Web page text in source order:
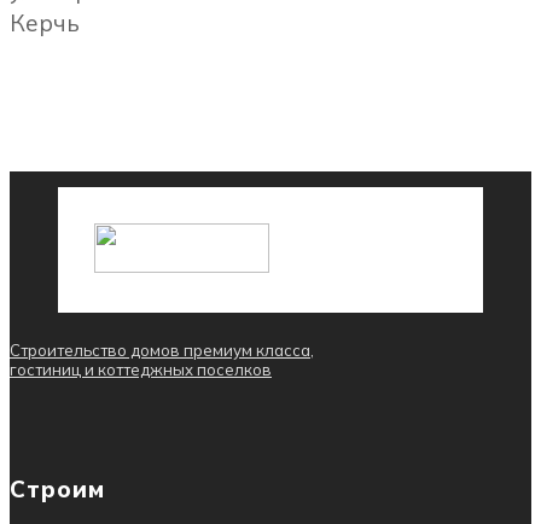
Керчь
Строительство домов премиум класса,
гостиниц и коттеджных поселков
Строим